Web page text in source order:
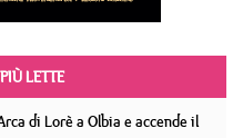
LETTE
di Lorè a Olbia e accende il